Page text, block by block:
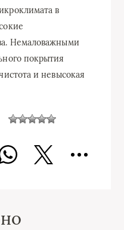
в
Немаловажными
покрытия
и невысокая